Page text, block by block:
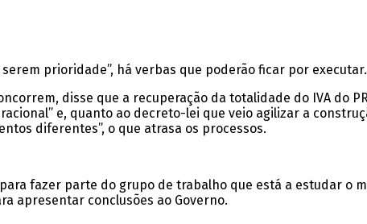
prioridade”, há verbas que poderão ficar por executar.
disse que a recuperação da totalidade do IVA do
e, quanto ao decreto-lei que veio agilizar a
diferentes”, o que atrasa os processos.
fazer parte do grupo de trabalho que está a estudar o
apresentar conclusões ao Governo.